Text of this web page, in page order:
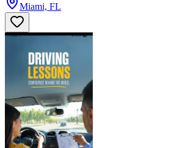
Miami, FL